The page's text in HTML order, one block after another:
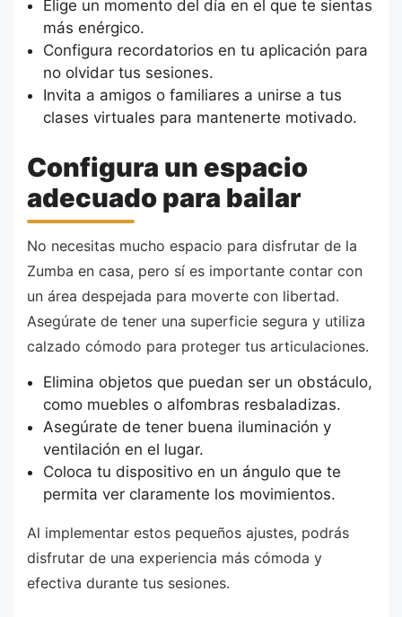
Elige un momento del día en el que te sientas
más enérgico.
Configura recordatorios en tu aplicación para
no olvidar tus sesiones.
Invita a amigos o familiares a unirse a tus
clases virtuales para mantenerte motivado.
Configura un espacio
adecuado para bailar
No necesitas mucho espacio para disfrutar de la
Zumba en casa, pero sí es importante contar con
un área despejada para moverte con libertad.
Asegúrate de tener una superficie segura y utiliza
calzado cómodo para proteger tus articulaciones.
Elimina objetos que puedan ser un obstáculo,
como muebles o alfombras resbaladizas.
Asegúrate de tener buena iluminación y
ventilación en el lugar.
Coloca tu dispositivo en un ángulo que te
permita ver claramente los movimientos.
Al implementar estos pequeños ajustes, podrás
disfrutar de una experiencia más cómoda y
efectiva durante tus sesiones.